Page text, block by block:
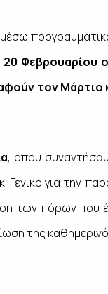
Φεβρουαρίου
τον Μάρτιο
, όπου
για την
των πόρων που
της